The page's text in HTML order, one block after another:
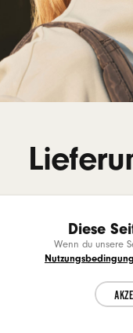
Kopfhörer
Kabelloses
Diese
Wenn du unsere
Choose
content